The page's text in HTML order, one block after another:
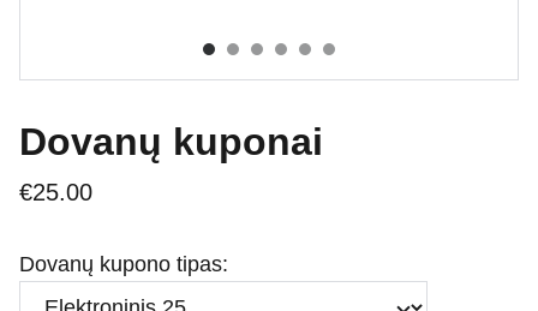
Dovanų kuponai
€25.00
Dovanų kupono tipas: